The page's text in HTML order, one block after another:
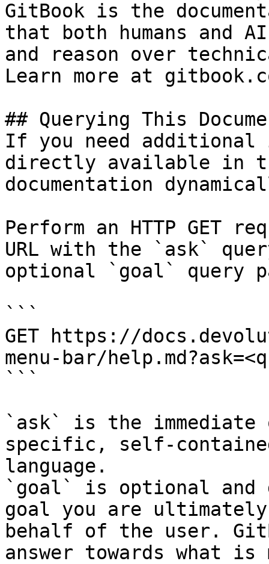
GitBook is the
that both humans and
and reason over
Learn more at
## Querying This
If you need
directly available in
documentation
Perform an HTTP GET
URL with the `ask`
optional `goal` query
```
GET https://
menu-bar/
```
`ask` is the
specific, self-
language.
`goal` is optional and
goal you are
behalf of the user.
answer towards what